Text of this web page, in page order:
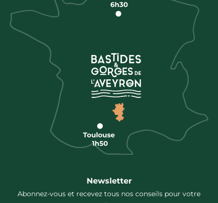
Newsletter
Abonnez-vous et recevez tous nos conseils pour votre